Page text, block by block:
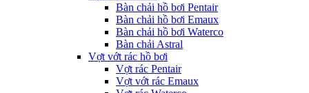
Bàn chải hồ bơi Pentair
Bàn chải hồ bơi Emaux
Bàn chải hồ bơi Waterco
Bàn chải Astral
Vợt vớt rác hồ bơi
Vợt rác Pentair
Vợt vớt rác Emaux